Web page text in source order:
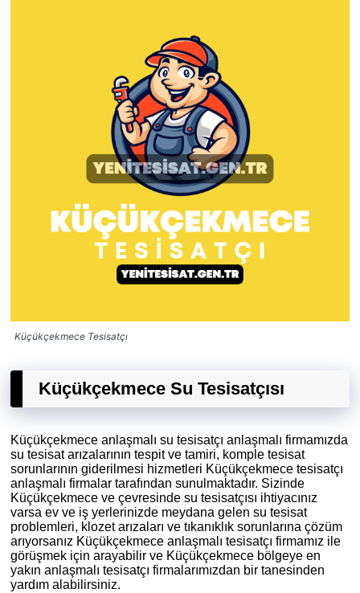
Küçükçekmece Tesisatçı
Küçükçekmece Su Tesisatçısı
Küçükçekmece anlaşmalı su tesisatçı anlaşmalı firmamızda
su tesisat arızalarının tespit ve tamiri, komple tesisat
sorunlarının giderilmesi hizmetleri Küçükçekmece tesisatçı
anlaşmalı firmalar tarafından sunulmaktadır. Sizinde
Küçükçekmece ve çevresinde su tesisatçısı ihtiyacınız
varsa ev ve iş yerlerinizde meydana gelen su tesisat
problemleri, klozet arızaları ve tıkanıklık sorunlarına çözüm
arıyorsanız Küçükçekmece anlaşmalı tesisatçı firmamız ile
görüşmek için arayabilir ve Küçükçekmece bölgeye en
yakın anlaşmalı tesisatçı firmalarımızdan bir tanesinden
yardım alabilirsiniz.